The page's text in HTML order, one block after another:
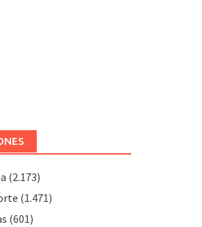
(2.173)
(1.471)
(601)